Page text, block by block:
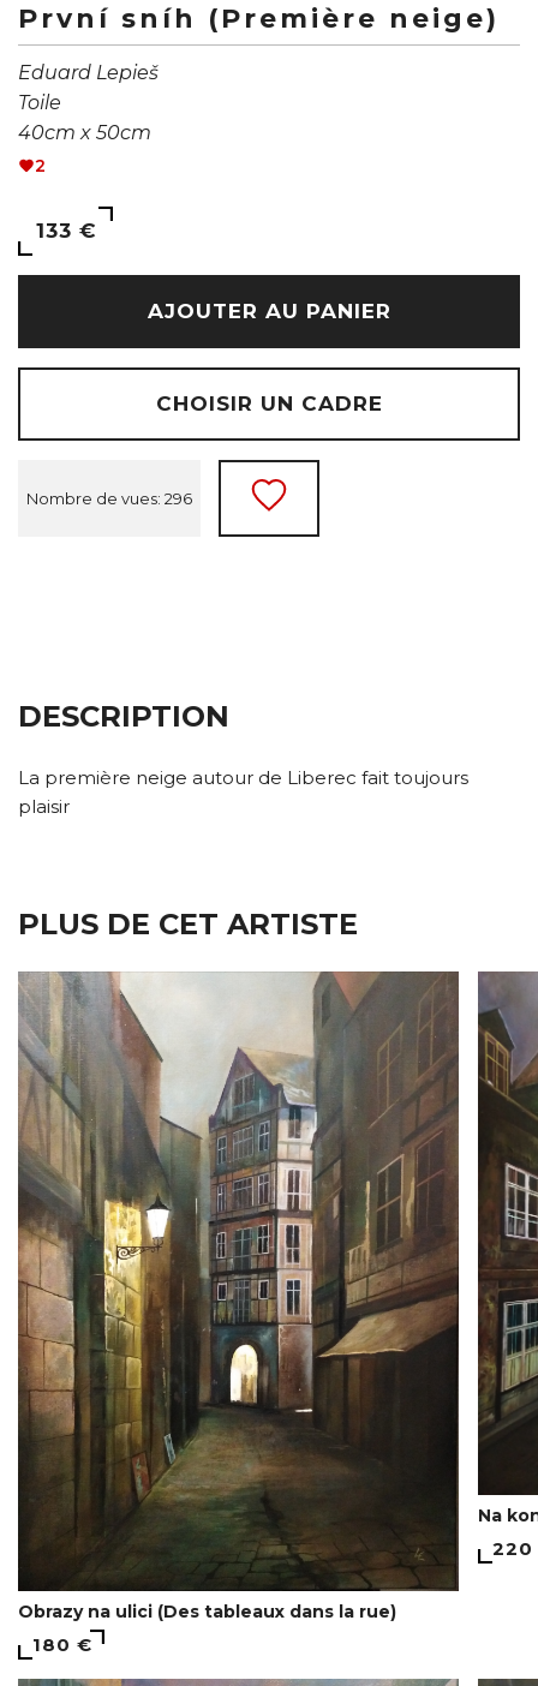
První sníh (Première neige)
Eduard Lepieš
Toile
40cm x 50cm
2
133 €
AJOUTER AU PANIER
CHOISIR UN CADRE
Nombre de vues: 296
DESCRIPTION
La première neige autour de Liberec fait toujours
plaisir
PLUS DE CET ARTISTE
Obrazy na ulici (Des tableaux dans la rue)
180 €
Na
220